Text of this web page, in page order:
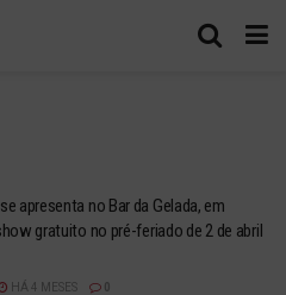
apresenta no Bar da Gelada, em
gratuito no pré-feriado de 2 de abril
HÁ 4 MESES